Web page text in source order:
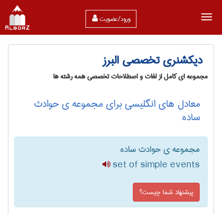
ورود/عضویت
دیکشنری تخصصی البرز
مجموعه ای کامل از لغات و اصطلاحات تخصصی همه رشته ها
معادل های انگلیسی برای مجموعه ی حوادث
ساده
مجموعه ی حوادث ساده
set of simple events
پیشنهاد شما چیست؟